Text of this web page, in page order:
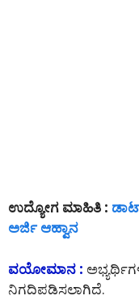
ಉದ್ಯೋಗ ಮಾಹಿತಿ :
ಅರ್ಜಿ ಆಹ್ವಾನ
ವಯೋಮಾನ :
ನಿಗದಿಪಡಿಸಲಾಗಿದೆ.